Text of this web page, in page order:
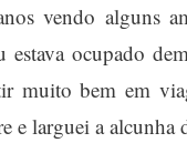
vendo alguns
estava ocupado
muito bem em
e larguei a alcunha